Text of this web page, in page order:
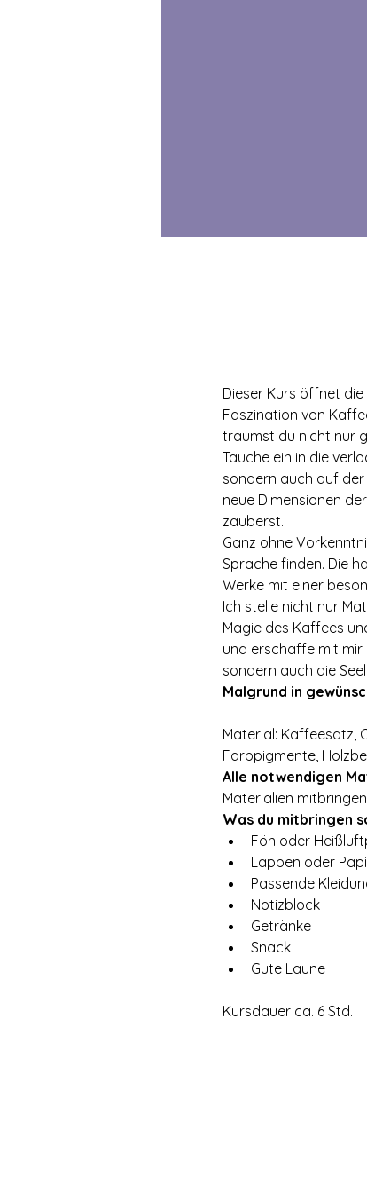
Dieser Kurs öffnet
Faszination von
träumst du nicht nur
Tauche ein in die
sondern auch auf
neue Dimensionen
zauberst.
Ganz ohne
Sprache finden. Die
Werke mit einer
Ich stelle nicht nur
Magie des Kaffees
und erschaffe mit mir
sondern auch die
Malgrund in
Material: Kaffeesatz,
Farbpigmente,
Alle notwendigen
Materialien
Was du mitbringen
Fön oder
Lappen oder
Passende
Notizblock
Getränke
Snack
Gute Laune
Kursdauer ca. 6 Std.